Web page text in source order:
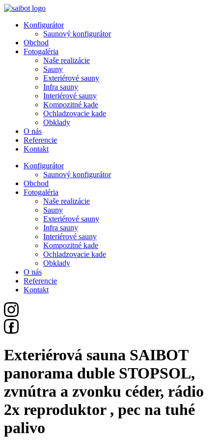
Preskočiť
obsah
Konfigurátor
Saunový konfigurátor
Obchod
Fotogaléria
Naše realizácie
Sauny
Exteriérové sauny
Infra sauny
Interiérové sauny
Kompozitné kade
Ochladzovacie kade
Obklady
O nás
Referencie
Kontakt
Konfigurátor
Saunový konfigurátor
Obchod
Fotogaléria
Naše realizácie
Sauny
Exteriérové sauny
Infra sauny
Interiérové sauny
Kompozitné kade
Ochladzovacie kade
Obklady
O nás
Referencie
Kontakt
Exteriérová sauna SAIBOT
panorama duble STOPSOL,
zvnútra a zvonku céder, rádio
2x reproduktor , pec na tuhé
palivo